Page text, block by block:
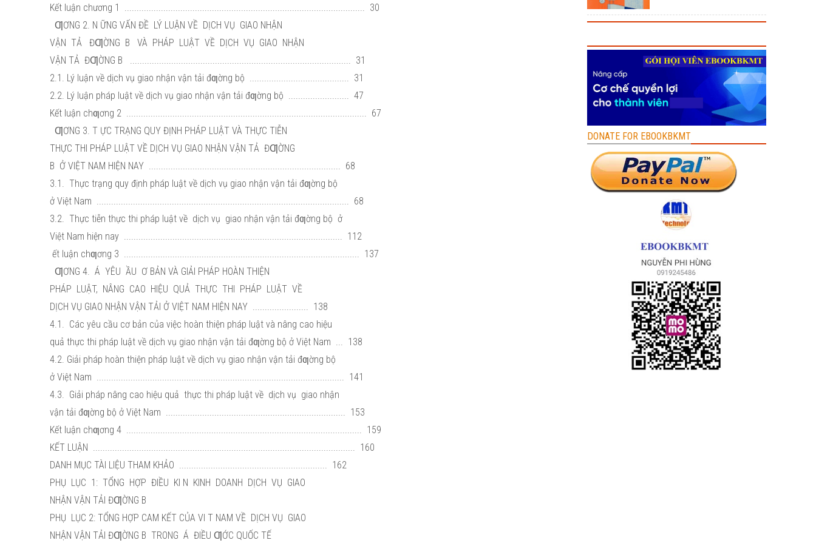
Kết luận chương 1 ................................................................................................... 30
ƢƠNG 2. N ỮNG VẤN ĐỀ LÝ LUẬN VỀ DỊCH VỤ GIAO NHẬN
VẬN TẢ ĐƢỜNG B VÀ PHÁP LUẬT VỀ DỊCH VỤ GIAO NHẬN
VẬN TẢ ĐƢỜNG B ........................................................................................... 31
2.1. Lý luận về dịch vụ giao nhận vận tải đƣờng bộ ......................................... 31
2.2. Lý luận pháp luật về dịch vụ giao nhận vận tải đƣờng bộ ......................... 47
Kết luận chƣơng 2 ................................................................................................... 67
ƢƠNG 3. T ỰC TRẠNG QUY ĐỊNH PHÁP LUẬT VÀ THỰC TIỄN
THỰC THI PHÁP LUẬT VỀ DỊCH VỤ GIAO NHẬN VẬN TẢ ĐƢỜNG
B Ở VIỆT NAM HIỆN NAY ............................................................................... 68
3.1. Thực trạng quy định pháp luật về dịch vụ giao nhận vận tải đƣờng bộ
ở Việt Nam ........................................................................................................ 68
3.2. Thực tiễn thực thi pháp luật về dịch vụ giao nhận vận tải đƣờng bộ ở
Việt Nam hiện nay .......................................................................................... 112
ết luận chƣơng 3 ................................................................................................. 137
ƢƠNG 4. Á YÊU ẦU Ơ BẢN VÀ GIẢI PHÁP HOÀN THIỆN
PHÁP LUẬT, NÂNG CAO HIỆU QUẢ THỰC THI PHÁP LUẬT VỀ
DỊCH VỤ GIAO NHẬN VẬN TẢI Ở VIỆT NAM HIỆN NAY ....................... 138
4.1. Các yêu cầu cơ bản của việc hoàn thiện pháp luật và nâng cao hiệu
quả thực thi pháp luật về dịch vụ giao nhận vận tải đƣờng bộ ở Việt Nam ... 138
4.2. Giải pháp hoàn thiện pháp luật về dịch vụ giao nhận vận tải đƣờng bộ
ở Việt Nam ...................................................................................................... 141
4.3. Giải pháp nâng cao hiệu quả thực thi pháp luật về dịch vụ giao nhận
vận tải đƣờng bộ ở Việt Nam .......................................................................... 153
Kết luận chƣơng 4 ................................................................................................. 159
KẾT LUẬN ............................................................................................................ 160
DANH MỤC TÀI LIỆU THAM KHẢO ............................................................. 162
PHỤ LỤC 1: TỔNG HỢP ĐIỀU KI N KINH DOANH DỊCH VỤ GIAO
NHẬN VẬN TẢI ĐƢỜNG B
PHỤ LỤC 2: TỔNG HỢP CAM KẾT CỦA VI T NAM VỀ DỊCH VỤ GIAO
NHẬN VẬN TẢI ĐƢỜNG B TRONG Á ĐIỀU ƢỚC QUỐC TẾ
DONATE FOR EBOOKBKMT